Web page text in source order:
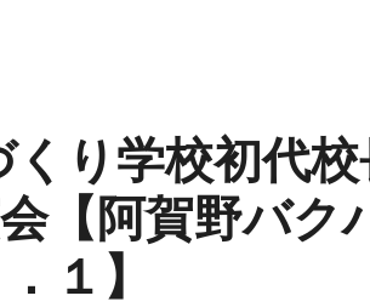
くり学校初代
【阿賀野バク
１】